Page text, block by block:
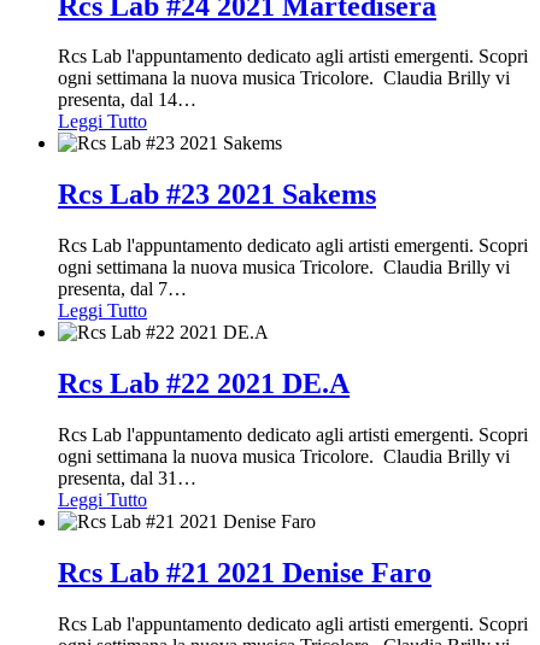
Rcs Lab l'appuntamento dedicato agli artisti emergenti. Scopri
ogni settimana la nuova musica Tricolore. Claudia Brilly vi
presenta, dal 14…
Leggi Tutto
Rcs Lab #23 2021 Sakems
Rcs Lab l'appuntamento dedicato agli artisti emergenti. Scopri
ogni settimana la nuova musica Tricolore. Claudia Brilly vi
presenta, dal 7…
Leggi Tutto
Rcs Lab #22 2021 DE.A
Rcs Lab l'appuntamento dedicato agli artisti emergenti. Scopri
ogni settimana la nuova musica Tricolore. Claudia Brilly vi
presenta, dal 31 …
Leggi Tutto
Rcs Lab #21 2021 Denise Faro
Rcs Lab l'appuntamento dedicato agli artisti emergenti. Scopri